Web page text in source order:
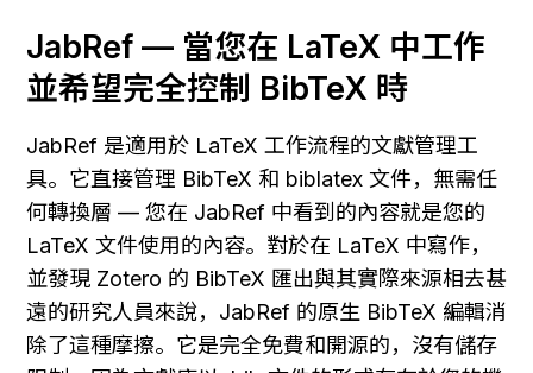
JabRef — 當您在 LaTeX 中工作
並希望完全控制 BibTeX 時
JabRef 是適用於 LaTeX 工作流程的文獻管理工
具。它直接管理 BibTeX 和 biblatex 文件，無需任
何轉換層 — 您在 JabRef 中看到的內容就是您的
LaTeX 文件使用的內容。對於在 LaTeX 中寫作，
並發現 Zotero 的 BibTeX 匯出與其實際來源相去甚
遠的研究人員來說，JabRef 的原生 BibTeX 編輯消
除了這種摩擦。它是完全免費和開源的，沒有儲存